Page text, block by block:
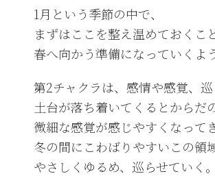
1月という季節の中で、
まずはここを整え温めておくこと
春へ向かう準備になっていくよ
第2チャクラは、感情や感覚、巡
土台が落ち着いてくるとからだ
微細な感覚が感じやすくなって
冬の間にこわばりやすいこの領域
やさしくゆるめ、巡らせていく。